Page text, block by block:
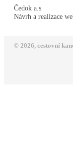
Čedok a.s
Návrh a realizace
© 2026, cestovní